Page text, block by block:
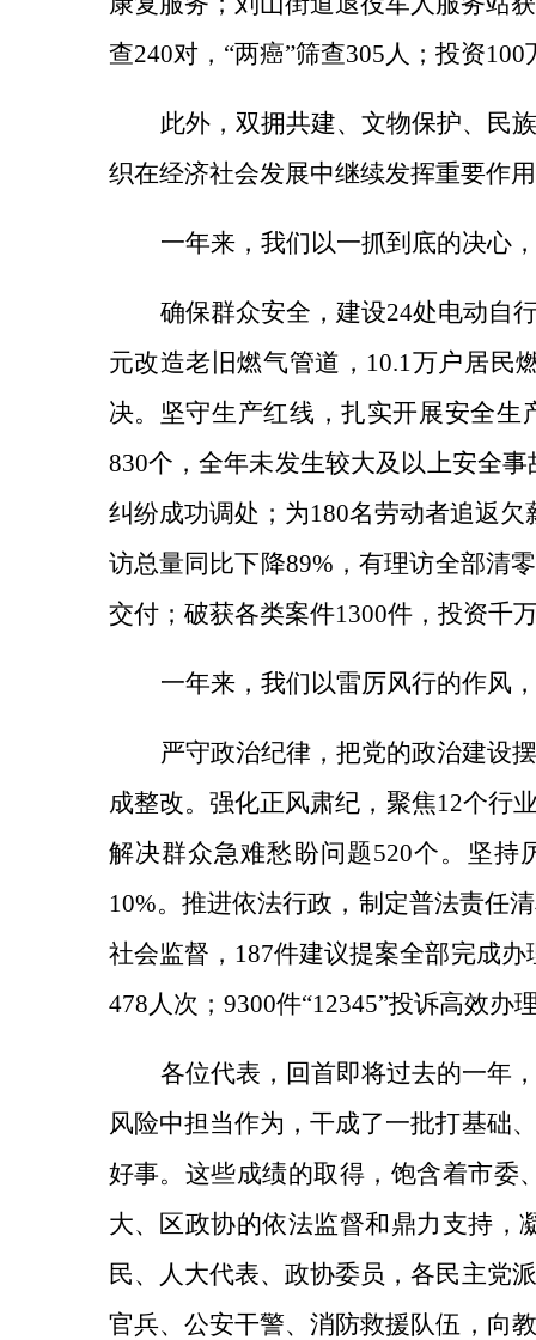
查240对，“两癌”筛查305人；投资
此外，双拥共建、文物保护、民
织在经济社会发展中继续发挥重要作
一年来，我们以一抓到底的决心
确保群众安全， 建设24处电动自
元改造老旧燃气管道，10.1万户居民
决。 坚守生产红线，扎实开展安全生
830个，全年未发生较大及以上安全事
纠纷成功调处；为180名劳动者追返欠
访总量同比下降89%，有理访全部清
交付；破获各类案件1300件，投资千
一年来，我们以雷厉风行的作风
严守政治纪律， 把党的政治建设
成整改。 强化正风肃纪， 聚焦12个行
解决群众急难愁盼问题520个。
坚持
10%。 推进依法行政， 制定普法责任
社会监督， 187件建议提案全部完成办
478人次； 9300件“12345”投诉高效办
各位代表，回首即将过去的一年
风险中担当作为，干成了一批打基础
好事。这些成绩的取得，饱含着市委
大、区政协的依法监督和鼎力支持，
民、人大代表、政协委员，各民主党
官兵、公安干警、消防救援队伍，向